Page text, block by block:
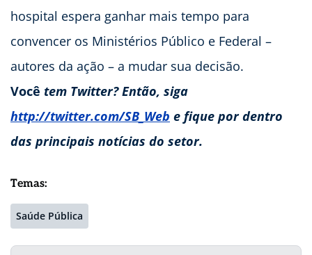
hospital espera ganhar mais tempo para
convencer os Ministérios Público e Federal –
autores da ação – a mudar sua decisão.
Você tem Twitter? Então, siga
http://twitter.com/SB_Web e fique por dentro
das principais notícias do setor.
Temas:
Saúde Pública